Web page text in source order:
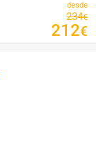
desde
234€
212€